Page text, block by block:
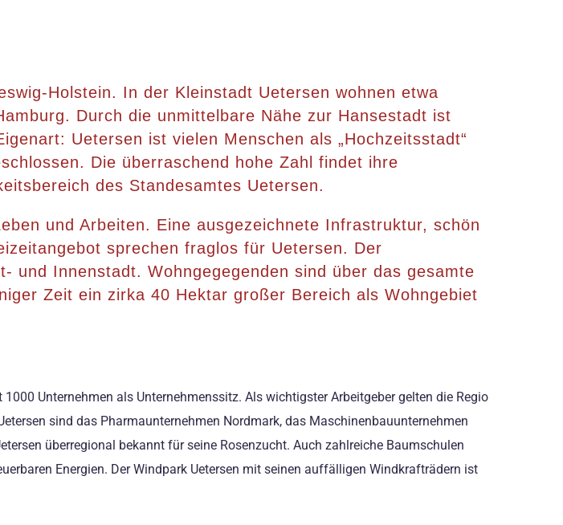
Holstein. In der Kleinstadt Uetersen wohnen etwa
Durch die unmittelbare Nähe zur Hansestadt ist
Uetersen ist vielen Menschen als „Hochzeitsstadt“
Die überraschend hohe Zahl findet ihre
des Standesamtes Uetersen.
und Arbeiten. Eine ausgezeichnete Infrastruktur, schön
sprechen fraglos für Uetersen. Der
und Innenstadt. Wohngegegenden sind über das gesamte
Zeit ein zirka 40 Hektar großer Bereich als Wohngebiet
Unternehmen als Unternehmenssitz. Als wichtigster Arbeitgeber gelten die Regio
sind das Pharmaunternehmen Nordmark, das Maschinenbauunternehmen
überregional bekannt für seine Rosenzucht. Auch zahlreiche Baumschulen
Energien. Der Windpark Uetersen mit seinen auffälligen Windkrafträdern ist